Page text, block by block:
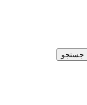
جستجو